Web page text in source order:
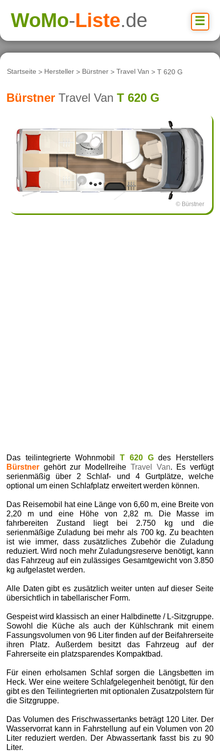
☰
WoMo-Liste.de
Startseite > Hersteller > Bürstner >Travel Van > T 620 G
Bürstner Travel Van T 620 G
© Bürstner
Das teilintegrierte WohnmobilT 620 Gdes Herstellers
Bürstnergehört zur Modellreihe Travel Van. Es verfügt
serienmäßig über 2 Schlaf- und 4 Gurtplätze, welche
optional um einen Schlafplatz erweitert werden können.
Das Reisemobil hat eine Länge von 6,60 m, eine Breite von
2,20 m und eine Höhe von 2,82 m. Die Masse im
fahrbereiten Zustand liegt bei 2.750 kg und die
serienmäßige Zuladung bei mehr als 700 kg. Zu beachten
ist wie immer, dass zusätzliches Zubehör die Zuladung
reduziert. Wird noch mehr Zuladungsreserve benötigt, kann
das Fahrzeug auf ein zulässiges Gesamtgewicht von 3.850
kg aufgelastet werden.
Alle Daten gibt es zusätzlich weiter unten auf dieser Seite
übersichtlich in tabellarischer Form.
Gespeist wird klassisch an einer Halbdinette / L-Sitzgruppe.
Sowohl die Küche als auch der Kühlschrank mit einem
Fassungsvolumen von 96 Liter finden auf der Beifahrerseite
ihren Platz. Außerdem besitzt das Fahrzeug auf der
Fahrerseite ein platzsparendes Kompaktbad.
Für einen erholsamen Schlaf sorgen die Längsbetten im
Heck. Wer eine weitere Schlafgelegenheit benötigt, für den
gibt es den Teilintegrierten mit optionalen Zusatzpolstern für
die Sitzgruppe.
Das Volumen des Frischwassertanks beträgt 120 Liter. Der
Wasservorrat kann in Fahrstellung auf ein Volumen von 20
Liter reduziert werden. Der Abwassertank fasst bis zu 90
Liter.